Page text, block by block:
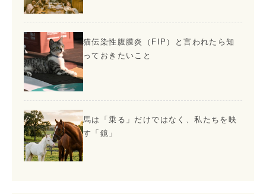
猫伝染性腹膜炎（FIP）と言われたら知
っておきたいこと
馬は「乗る」だけではなく、私たちを映
す「鏡」